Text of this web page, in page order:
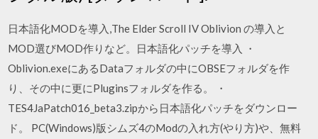
日本語化MODを導入,The Elder Scroll IV Oblivion の導入と
MOD選びMOD作りなど。日本語化パッチを導入 ・
Oblivion.exeにあるDataフォルダの中にOBSEフォルダを作
り、その中に更にPluginsフォルダを作る。 ・
TES4JaPatch016_beta3.zipから日本語化パッチをダウンロー
ド。 PC(Windows)版シムズ4のModの入れ方(やり方)や、無料